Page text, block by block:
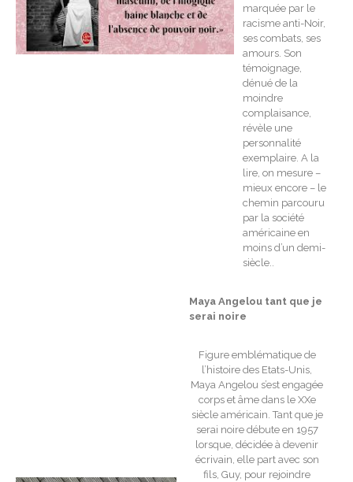
marquée par le
racisme anti-Noir,
ses combats, ses
amours. Son
témoignage,
dénué de la
moindre
complaisance,
révèle une
personnalité
exemplaire. A la
lire, on mesure –
mieux encore – le
chemin parcouru
par la société
américaine en
moins d’un demi-
siècle..
Maya Angelou tant que je
serai noire
Figure emblématique de
l’histoire des Etats-Unis,
Maya Angelou s’est engagée
corps et âme dans le XXe
siècle américain. Tant que je
serai noire débute en 1957
lorsque, décidée à devenir
écrivain, elle part avec son
fils, Guy, pour rejoindre